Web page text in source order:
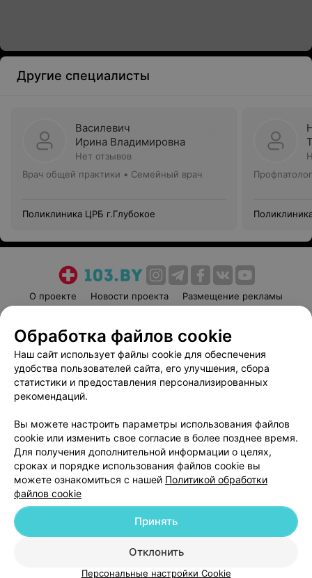
Другие специалисты
Василевич
Ирина Владимировна
Нет отзывов
Врач общей практики • Семейный врач
Поликлиника ЦРБ г.Глубокое
О проекте Новости проекта
Размещение рекламы
Пользовательское соглашение
Способы оплаты
Вакансии
Партнеры
Написать руководителю 103.by
Обработка персональных данных
© 2026 ООО «Артокс Лаб», УНП 191700409
| 220012, Республика Беларусь,
Служба поддержки +375 291212755
Обработка файлов cookie
Наш сайт использует файлы cookie для обеспечения
удобства пользователей сайта, его улучшения, сбора
статистики и предоставления персонализированных
рекомендаций.
Вы можете настроить параметры использования файлов
cookie или изменить свое согласие в более позднее время.
Для получения дополнительной информации о целях,
сроках и порядке использования файлов cookie вы
можете ознакомиться с нашей Политикой обработки
файлов cookie
Отклонить
Принять
Персональные настройки Cookie